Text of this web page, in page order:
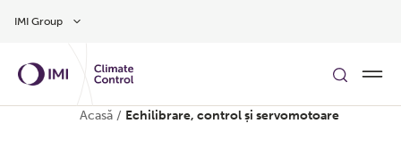
IMI Group
Acasă / Echilibrare, control și servomotoare